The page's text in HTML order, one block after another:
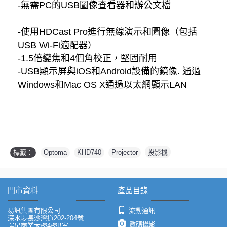
-無需PC的USB圖像查看器和辦公文檔
-使用HDCast Pro進行無線演示和圖像（包括
USB Wi-Fi適配器）
-1.5倍變焦和4個角校正，堅固耐用
-USB顯示屏與iOS和Android設備的鏡像. 通過
Windows和Mac OS X通過以太網顯示LAN
標籤： Optoma KHD740 Projector 投影機
門市資料
易訊集團有限公司
深水埗長沙灣道202-204號
產品目錄
流動通訊
數碼攝影